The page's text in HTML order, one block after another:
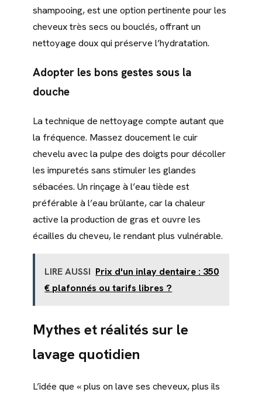
shampooing, est une option pertinente pour les
cheveux très secs ou bouclés, offrant un
nettoyage doux qui préserve l’hydratation.
Adopter les bons gestes sous la
douche
La technique de nettoyage compte autant que
la fréquence. Massez doucement le cuir
chevelu avec la pulpe des doigts pour décoller
les impuretés sans stimuler les glandes
sébacées. Un rinçage à l’eau tiède est
préférable à l’eau brûlante, car la chaleur
active la production de gras et ouvre les
écailles du cheveu, le rendant plus vulnérable.
LIRE AUSSI Prix d'un inlay dentaire : 350
€ plafonnés ou tarifs libres ?
Mythes et réalités sur le
lavage quotidien
L’idée que « plus on lave ses cheveux, plus ils